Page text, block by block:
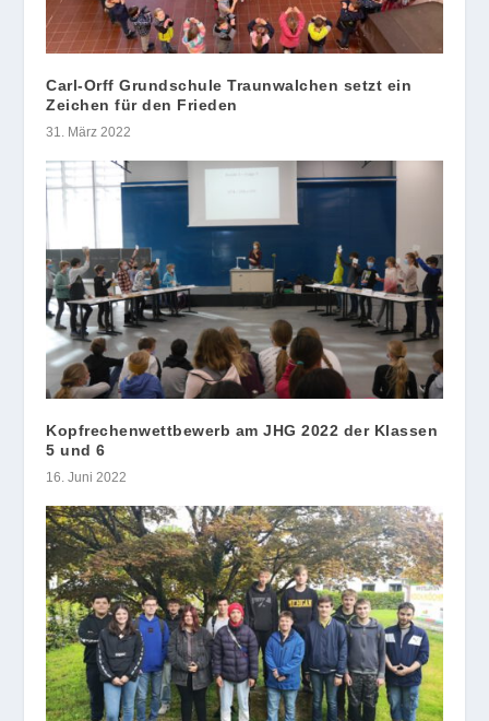
Carl-Orff Grundschule Traunwalchen setzt ein
Zeichen für den Frieden
31. März 2022
Kopfrechenwettbewerb am JHG 2022 der Klassen
5 und 6
16. Juni 2022